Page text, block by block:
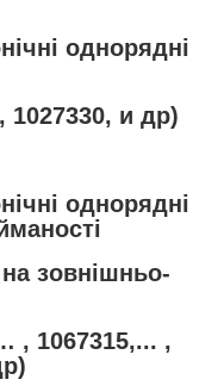
однорядні
1027330, и др)
однорядні
зовнішньо-
, 1067315,... ,